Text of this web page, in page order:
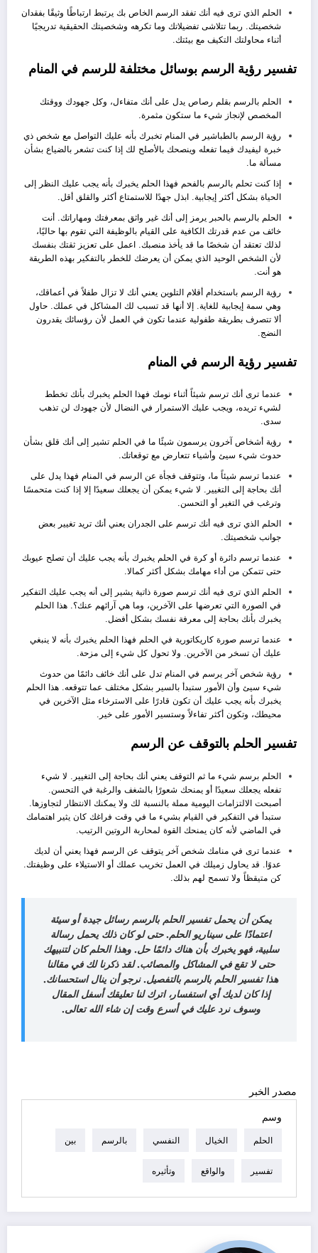
الحلم الذي ترى فيه أنك تفقد الرسم الخاص بك يرتبط ارتباطًا وثيقًا بفقدان
شخصيتك. ربما تتلاشى تفضيلاتك وما تكرهه وشخصيتك الحقيقية تدريجيًا
أثناء محاولتك التكيف مع بيئتك.
تفسير رؤية الرسم بوسائل مختلفة للرسم في المنام
الحلم بالرسم بقلم رصاص يدل على أنك متفاءل، وكل جهودك ووقتك
المخصص لإنجاز شيء ما ستكون مثمرة.
رؤية الرسم بالطباشير في المنام تخبرك بأنه عليك التواصل مع شخص ذي
خبرة ليفيدك فيما تفعله وينصحك بالأصلح لك إذا كنت تشعر بالضياع بشأن
مسألة ما.
إذا كنت تحلم بالرسم بالفحم فهذا الحلم يخبرك بأنه يجب عليك النظر إلى
الحياة بشكل أكثر إيجابية. ابذل جهدًا للاستمتاع أكثر والقلق أقل.
الحلم بالرسم بالحبر يرمز إلى أنك غير واثق بمعرفتك ومهاراتك. أنت
خائف من عدم قدرتك الكافية على القيام بالوظيفة التي تقوم بها حاليًا،
لذلك تعتقد أن شخصًا ما قد يأخذ منصبك. اعمل على تعزيز ثقتك بنفسك
لأن الشخص الوحيد الذي يمكن أن يعرضك للخطر بالتفكير بهذه الطريقة
هو أنت.
رؤية الرسم باستخدام أقلام التلوين يعني أنك لا تزال طفلاً في أعماقك،
وهي سمة إيجابية للغاية. إلا أنها قد تسبب لك المشاكل في عملك. حاول
ألا تتصرف بطريقة طفولية عندما تكون في العمل لأن رؤسائك يقدرون
النضج.
تفسير رؤية الرسم في المنام
عندما ترى أنك ترسم شيئاً أثناء نومك فهذا الحلم يخبرك بأنك تخطط
لشيء تريده، ويجب عليك الاستمرار في النضال لأن جهودك لن تذهب
سدى.
رؤية أشخاص آخرون يرسمون شيئًا ما في الحلم تشير إلى أنك قلق بشأن
حدوث شيء سيئ وأشياء تتعارض مع توقعاتك.
عندما ترسم شيئاً ما، وتتوقف فجأة عن الرسم في المنام فهذا يدل على
أنك بحاجة إلى التغيير. لا شيء يمكن أن يجعلك سعيدًا إلا إذا كنت متحمسًا
وترغب في التغير أو التحسن.
الحلم الذي ترى فيه أنك ترسم على الجدران يعني أنك تريد تغيير بعض
جوانب شخصيتك.
عندما ترسم دائرة أو كرة في الحلم يخبرك بأنه يجب عليك أن تصلح عيوبك
حتى تتمكن من أداء مهامك بشكل أكثر كمالا.
الحلم الذي ترى فيه أنك ترسم صورة ذاتية يشير إلى أنه يجب عليك التفكير
في الصورة التي تعرضها على الآخرين، وما هي آرائهم عنك؟. هذا الحلم
يخبرك بأنك بحاجة إلى معرفة نفسك بشكل أفضل.
عندما ترسم صورة كاريكاتورية في الحلم فهذا الحلم يخبرك بأنه لا ينبغي
عليك أن تسخر من الآخرين. ولا تحول كل شيء إلى مزحة.
رؤية شخص آخر يرسم في المنام تدل على أنك خائف دائمًا من حدوث
شيء سيئ وأن الأمور ستبدأ بالسير بشكل مختلف عما تتوقعه. هذا الحلم
يخبرك بأنه يجب عليك أن تكون قادرًا على الاسترخاء مثل الآخرين في
محيطك، وتكون أكثر تفاءلاً وستسير الأمور على خير.
تفسير الحلم بالتوقف عن الرسم
الحلم برسم شيء ما ثم التوقف يعني أنك بحاجة إلى التغيير. لا شيء
تفعله يجعلك سعيدًا أو يمنحك شعورًا بالشغف والرغبة في التحسن.
أصبحت الالتزامات اليومية مملة بالنسبة لك ولا يمكنك الانتظار لتجاوزها.
ستبدأ في التفكير في القيام بشيء ما في وقت فراغك كان يثير اهتمامك
في الماضي لأنه كان يمنحك القوة لمحاربة الروتين الرتيب.
عندما ترى في منامك شخص آخر يتوقف عن الرسم فهذا يعني أن لديك
عدوًا. قد يحاول زميلك في العمل تخريب عملك أو الاستيلاء على وظيفتك.
كن متيقظاً ولا تسمح لهم بذلك.
يمكن أن يحمل تفسير الحلم بالرسم رسائل جيدة أو سيئة
اعتمادًا على سيناريو الحلم. حتى لو كان ذلك يحمل رسالة
سلبية، فهو يخبرك بأن هناك دائمًا حل. وهذا الحلم كان لتنبيهك
حتى لا تقع في المشاكل والمصائب. لقد ذكرنا لك في مقالنا
هذا تفسير الحلم بالرسم بالتفصيل. نرجو أن ينال استحسانك.
إذا كان لديك أي استفسار، اترك لنا تعليقك أسفل المقال
وسوف نرد عليك في أسرع وقت إن شاء الله تعالى.
مصدر الخبر
وسم
الحلم الخيال النفسي بالرسم بين
تفسير والواقع وتأثيره